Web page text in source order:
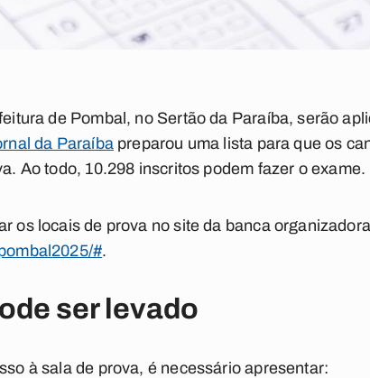
de Pombal, no Sertão da Paraíba, serão
da Paraíbapreparou uma lista para que os
Ao todo, 10.298 inscritos podem fazer o exame.
os locais de prova no site da banca
#.
ser levado
à sala de prova, é necessário apresentar: